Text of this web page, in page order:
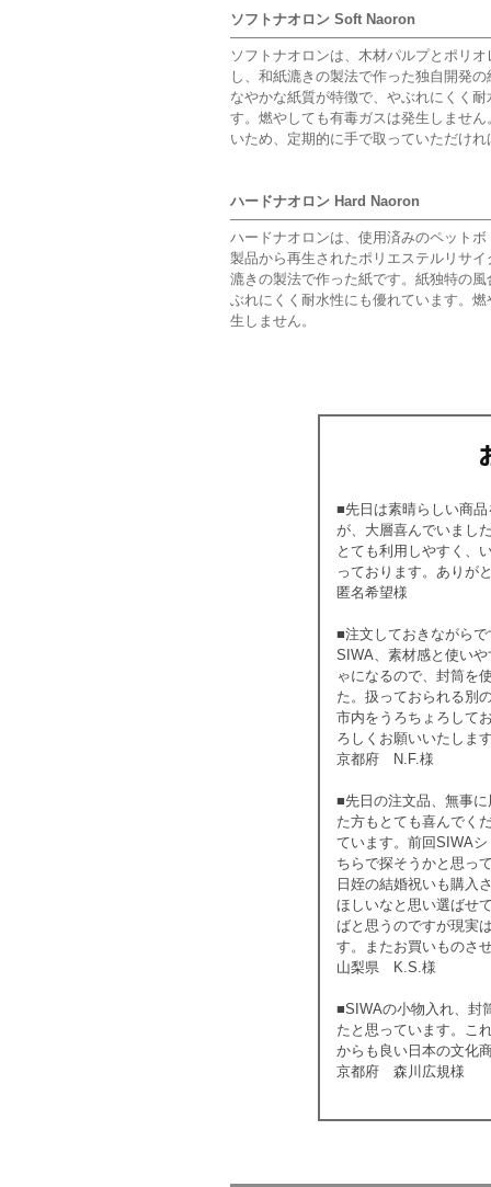
ソフトナオロン Soft Naoron
ソフトナオロンは、木材パルプとポリ
し、和紙漉きの製法で作った独自開発
なやかな紙質が特徴で、やぶれにくく
す。燃やしても有毒ガスは発生しませ
いため、定期的に手で取っていただけ
ハードナオロン Hard Naoron
ハードナオロンは、使用済みのペット
製品から再生されたポリエステルリサ
漉きの製法で作った紙です。紙独特の
ぶれにくく耐水性にも優れています。
生しません。
■先日は素晴らしい商
が、大層喜んでいまし
とても利用しやすく、
っております。ありが
匿名希望様
■注文しておきながら
SIWA、素材感と使い
ゃになるので、封筒を
た。扱っておられる別
市内をうろちょろして
ろしくお願いいたしま
京都府 N.F.様
■先日の注文品、無事
た方もとても喜んでく
ています。前回SIWA
ちらで探そうかと思っ
日姪の結婚祝いも購入
ほしいなと思い選ばせ
ばと思うのですが現実
す。またお買いものさ
山梨県 K.S.様
■SIWAの小物入れ、封
たと思っています。こ
からも良い日本の文化
京都府 森川広規様